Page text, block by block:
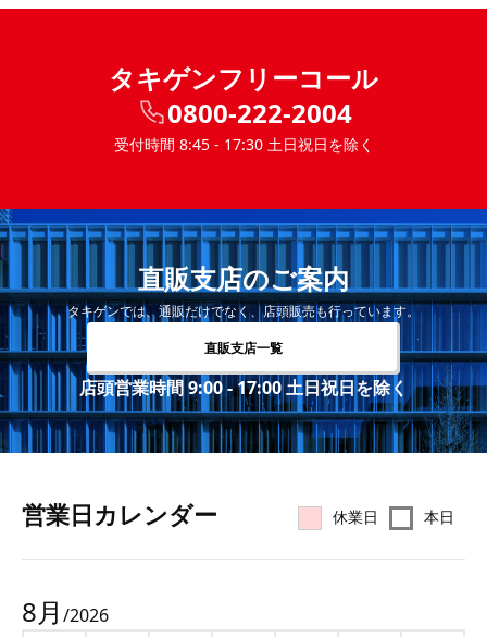
タキゲンフリーコール
0800-222-2004
受付時間 8:45 - 17:30 土日祝日を除く
直販支店のご案内
タキゲンでは、通販だけでなく、店頭販売も行っています。
直販支店一覧
店頭営業時間 9:00 - 17:00 土日祝日を除く
営業⽇カレンダー 休業日 本日
8月 /2026